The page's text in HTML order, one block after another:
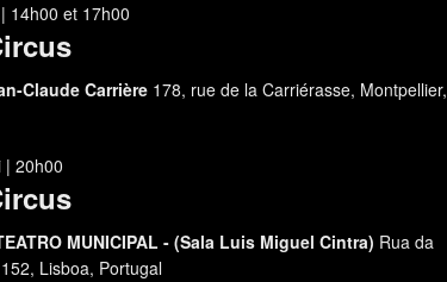
14h00 et 17h00
Claude Carrière 178, rue de la Carriérasse, Montpellier,
| 20h00
MUNICIPAL - (Sala Luis Miguel Cintra) Rua da
Lisboa, Portugal